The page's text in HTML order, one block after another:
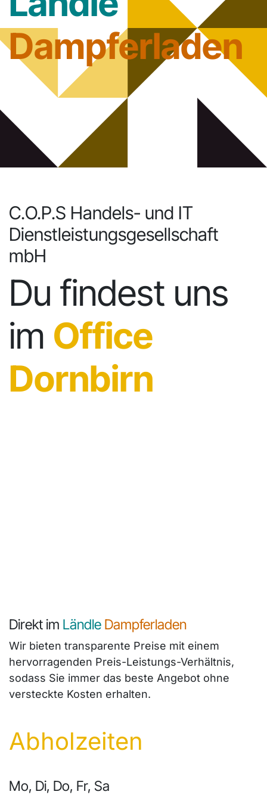
Dampferladen
C.O.P.S Handels- und IT
Dienstleistungsgesellschaft
mbH
Du findest uns
im Office
Dornbirn
Direkt im Ländle Dampferladen
Wir bieten transparente Preise mit einem
hervorragenden Preis-Leistungs-Verhältnis,
sodass Sie immer das beste Angebot ohne
versteckte Kosten erhalten.
Abholzeiten
Mo, Di, Do, Fr, Sa